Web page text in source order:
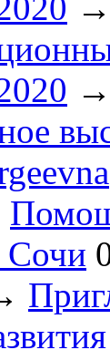
→
→
Сочи